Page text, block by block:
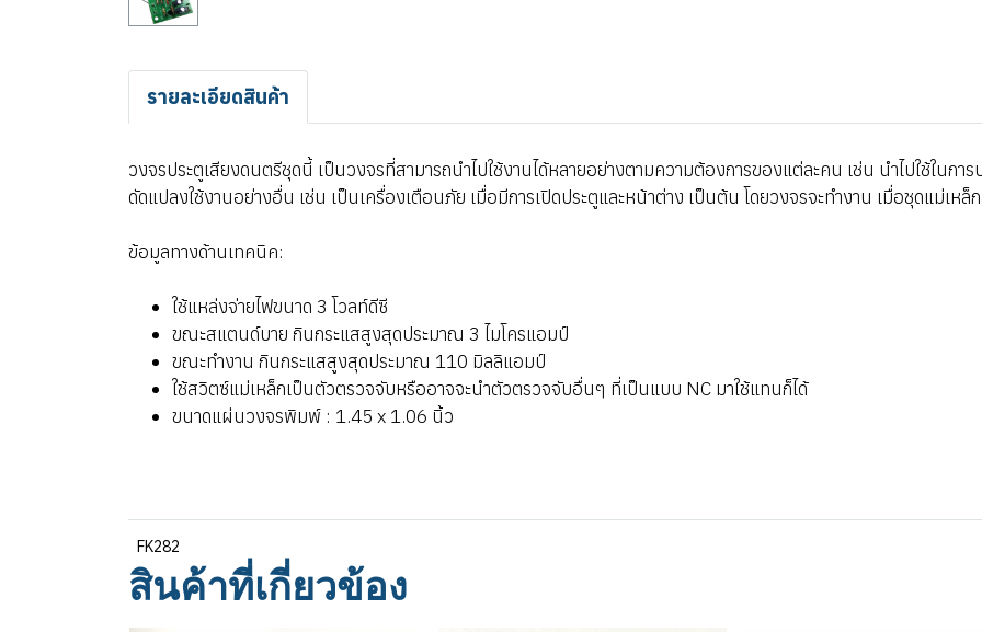
รายละเอียดสินค้า
วงจรประตูเสียงดนตรีชุดนี้ เป็นวงจรที่สามารถนำไปใช้งานได้หลายอย่างตามความต้องการของแต่ละคน เช่น นำไปใช้ในกา
ดัดแปลงใช้งานอย่างอื่น เช่น เป็นเครื่องเตือนภัย เมื่อมีการเปิดประตูและหน้าต่าง เป็นต้น โดยวงจรจะทำงาน เมื่อชุดแม่เห
ข้อมูลทางด้านเทคนิค:
ใช้แหล่งจ่ายไฟขนาด 3 โวลท์ดีซี
ขณะสแตนด์บาย กินกระแสสูงสุดประมาณ 3 ไมโครแอมป์
ขณะทำงาน กินกระแสสูงสุดประมาณ 110 มิลลิแอมป์
ใช้สวิตซ์แม่เหล็กเป็นตัวตรวจจับหรืออาจจะนำตัวตรวจจับอื่นๆ ที่เป็นแบบ NC มาใช้แทนก็ได้
ขนาดแผ่นวงจรพิมพ์ : 1.45 x 1.06 นิ้ว
FK282
สินค้าที่เกี่ยวข้อง